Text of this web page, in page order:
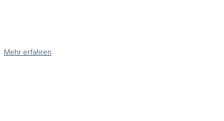
Mehr erfahren